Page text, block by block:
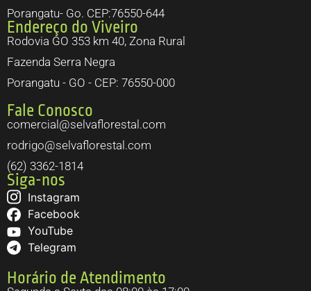
Porangatu- Go. CEP:76550-644
Endereço do Viveiro
Rodovia GO 353 km 40, Zona Rural
Fazenda Serra Negra
Porangatu - GO - CEP: 76550-000
Fale Conosco
comercial@selvaflorestal.com
rodrigo@selvaflorestal.com
(62) 3362-1814
Siga-nos
Instagram
Facebook
YouTube
Telegram
Horário de Atendimento